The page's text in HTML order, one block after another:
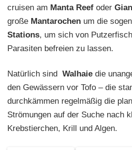
cruisen am Manta Reef oder
große Mantarochen um die
Stations, um sich von
Parasiten befreien zu lassen.
Natürlich sind Walhaie die
den Gewässern vor Tofo – die
durchkämmen regelmäßig die
Strömungen auf der Suche nach
Krebstierchen, Krill und Algen.